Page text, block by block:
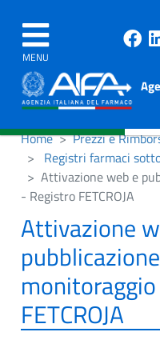
MENU
Home
Prezzi e
Registri farmaci
Attivazione web e
- Registro FETCROJA
Attivazione
FETCROJA